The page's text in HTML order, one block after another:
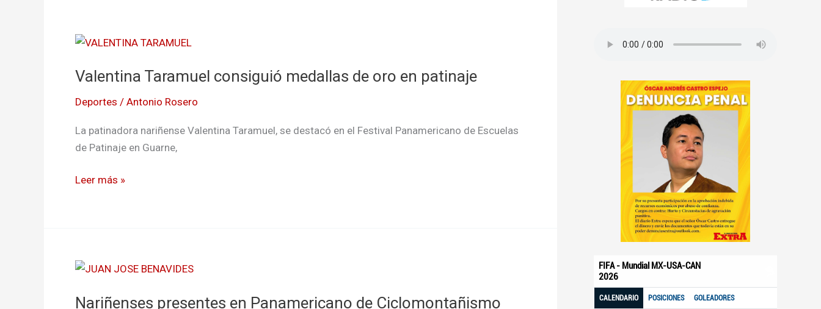
Valentina Taramuel consiguió medallas de oro en patinaje
Deportes / Antonio Rosero
La patinadora nariñense Valentina Taramuel, se destacó en el Festival Panamericano de Escuelas
de Patinaje en Guarne,
Valentina
consiguió
de
oro
en
Leer más »
Nariñenses presentes en Panamericano de Ciclomontañismo
Nariñenses
en